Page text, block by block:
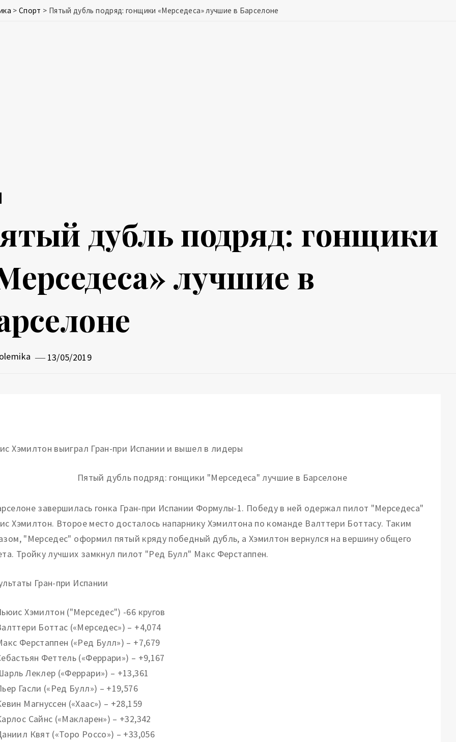
> Спорт > Пятый дубль подряд: гонщики «Мерседеса» лучшие в Барселоне
дубль подряд: гонщики
лучшие в
13/05/2019
Хэмилтон выиграл Гран-при Испании и вышел в лидеры
завершилась гонка Гран-при Испании Формулы-1. Победу в ней одержал пилот "Мерседеса"
Хэмилтон. Второе место досталось напарнику Хэмилтона по команде Валттери Боттасу. Таким
"Мерседес" оформил пятый кряду победный дубль, а Хэмилтон вернулся на вершину общего
Тройку лучших замкнул пилот "Ред Булл" Макс Ферстаппен.
Гран-при Испании
Хэмилтон ("Мерседес") -66 кругов
Боттас («Мерседес») – +4,074
Ферстаппен («Ред Булл») – +7,679
Феттель («Феррари») – +9,167
Леклер («Феррари») – +13,361
Гасли («Ред Булл») – +19,576
Магнуссен («Хаас») – +28,159
Сайнс («Макларен») – +32,342
Квят («Торо Россо») – +33,056